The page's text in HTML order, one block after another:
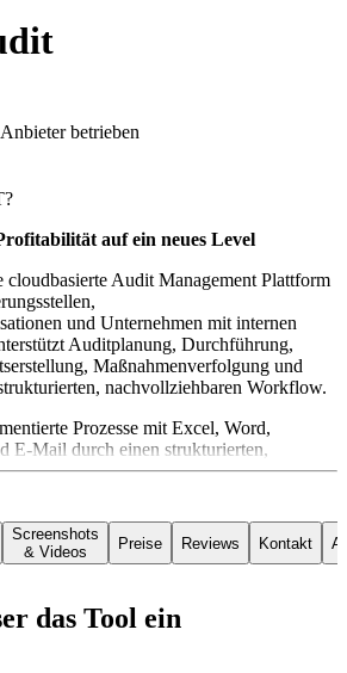
betrieben
auf ein neues Level
cloudbasierte Audit Management Plattform
und Unternehmen mit internen
Auditplanung, Durchführung,
Maßnahmenverfolgung und
nachvollziehbaren Workflow.
Prozesse mit Excel, Word,
E-Mail durch einen strukturierten,
kameon AUDIT unterstützt
Certification
für Zertifizierungsstellen
Screenshots
& Videos
Preise Reviews Kontakt
das Tool ein